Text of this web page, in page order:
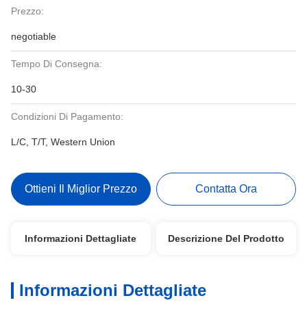
Prezzo:
negotiable
Tempo Di Consegna:
10-30
Condizioni Di Pagamento:
L/C, T/T, Western Union
Ottieni Il Miglior Prezzo Contatta Ora
Informazioni Dettagliate Descrizione Del Prodotto
Informazioni Dettagliate